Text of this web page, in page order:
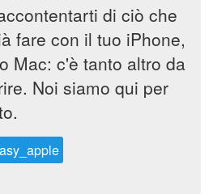
di ciò che
fare con il tuo iPhone,
Mac: c'è tanto altro da
Noi siamo qui per